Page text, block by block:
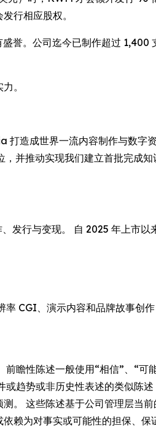
行相应股权。
誉。公司迄今已制作超过 1,400
。
造成世界一流内容制作与数字
并推动实现我们建立首批完成
发行与变现。 自 2025 年上市以
CGI、演示内容和品牌故事创
瞻性陈述一般使用“相信”、“可
或趋势或非历史性表述的类似陈
。 这些陈述基于公司管理层当
赖为对事实或可能性的担保、保